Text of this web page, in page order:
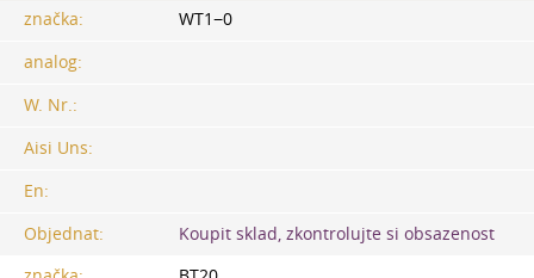
značka:
WT1−0
analog:
W. Nr.:
Aisi Uns:
En:
Objednat:
Koupit sklad, zkontrolujte si obsazenost